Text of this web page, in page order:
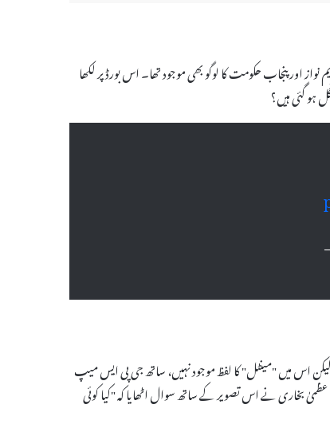
اور پنجاب حکومت کا لوگو بھی موجود تھا۔ اس بورڈ پر لکھا
ہو گئی ہیں؟
اس میں "مینٹل" کا لفظ موجود نہیں، ساتھ جی پی ایس میپ
بخاری نے اس تصویر کے ساتھ سوال اٹھایا کہ "کیا کوئی